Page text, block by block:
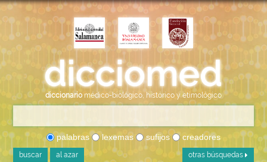
diccionario médico-biológico, histórico y etimológico
palabras lexemas sufijos creadores
buscar al azar otras búsquedas